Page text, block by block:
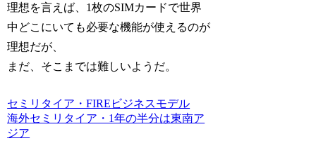
理想を言えば、1枚のSIMカードで世界
中どこにいても必要な機能が使えるのが
理想だが、
まだ、そこまでは難しいようだ。
セミリタイア・FIRE ビジネスモデル
海外セミリタイア・1年の半分は東南ア
ジア